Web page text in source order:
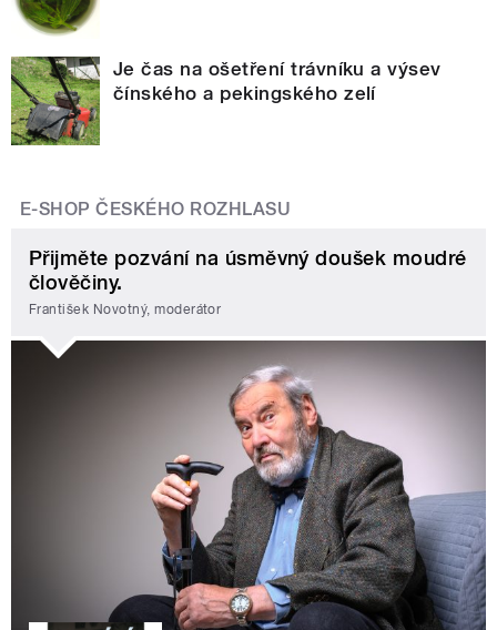
Je čas na ošetření trávníku a výsev
čínského a pekingského zelí
E-SHOP ČESKÉHO ROZHLASU
Přijměte pozvání na úsměvný doušek moudré
člověčiny.
František Novotný, moderátor